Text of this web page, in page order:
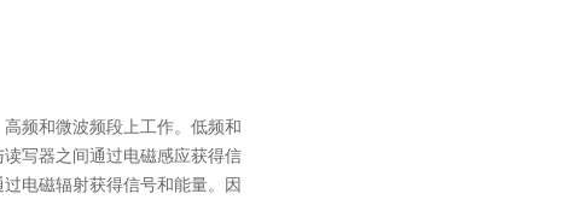
频和微波频段上工作。低频和
写器之间通过电磁感应获得信
电磁辐射获得信号和能量。因